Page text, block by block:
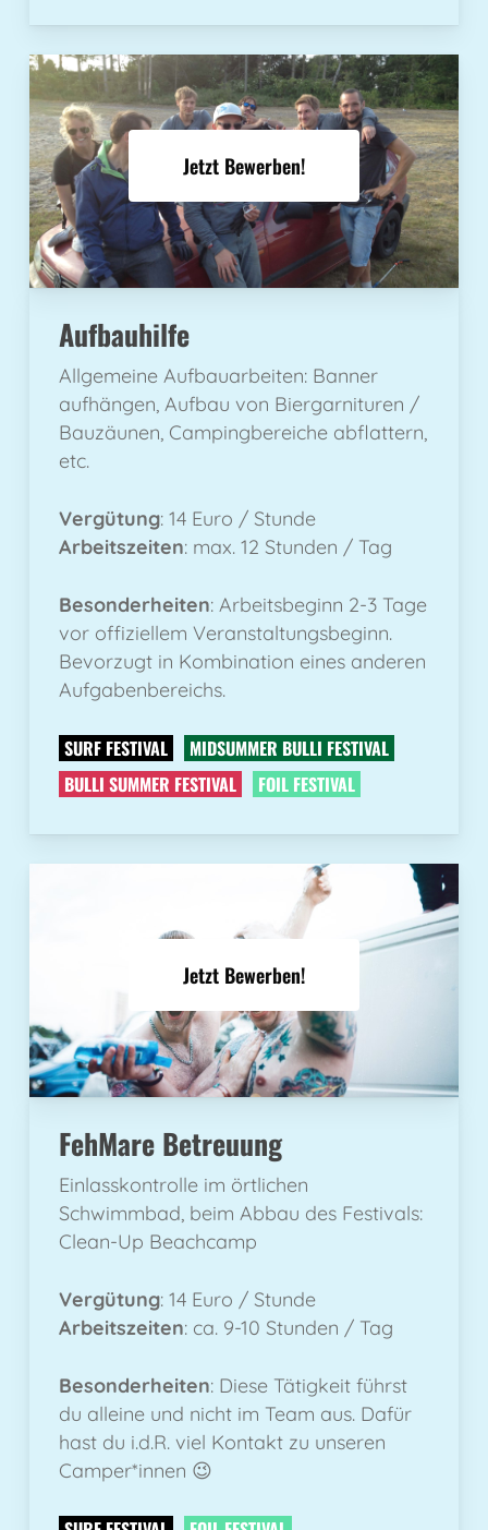
Jetzt Bewerben!
Aufbauhilfe
Allgemeine Aufbauarbeiten: Banner
aufhängen, Aufbau von Biergarnituren /
Bauzäunen, Campingbereiche abflattern,
etc.
Vergütung: 14 Euro / Stunde
Arbeitszeiten: max. 12 Stunden / Tag
Besonderheiten: Arbeitsbeginn 2-3 Tage
vor offiziellem Veranstaltungsbeginn.
Bevorzugt in Kombination eines anderen
Aufgabenbereichs.
SURF FESTIVAL
MIDSUMMER BULLI FESTIVAL
BULLI SUMMER FESTIVAL
FOIL FESTIVAL
Jetzt Bewerben!
FehMare Betreuung
Einlasskontrolle im örtlichen
Schwimmbad, beim Abbau des Festivals:
Clean-Up Beachcamp
Vergütung: 14 Euro / Stunde
Arbeitszeiten: ca. 9-10 Stunden / Tag
Besonderheiten: Diese Tätigkeit führst
du alleine und nicht im Team aus. Dafür
hast du i.d.R. viel Kontakt zu unseren
Camper*innen 😉